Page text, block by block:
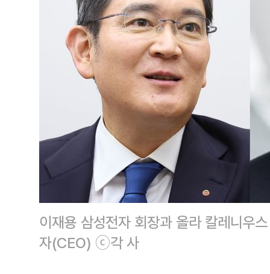
이재용 삼성전자 회장과 올라 칼레니우
자(CEO) ⓒ각 사